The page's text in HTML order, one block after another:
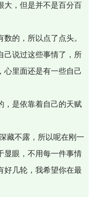
大，但是并不是百分百
的，所以点了点头。
说过这些事情了，所
心里面还是有一些自己
是依靠着自己的天赋
藏不露，所以呢在刚一
显眼，不用每一件事情
好几轮，我希望你在最